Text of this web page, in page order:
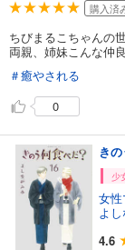
購入済
ちびまるこちゃんの
両親、姉妹こんな仲
＃癒やされる
0
き
少
女
よ
4.6